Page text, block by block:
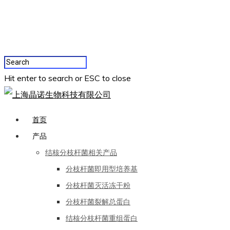
Hit enter to search or ESC to close
首页
产品
结核分枝杆菌相关产品
分枝杆菌即用型培养基
分枝杆菌灭活冻干粉
分枝杆菌裂解总蛋白
结核分枝杆菌重组蛋白